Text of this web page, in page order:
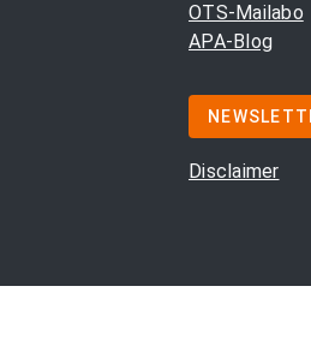
OTS-Mailabo
APA-Blog
Disclaimer